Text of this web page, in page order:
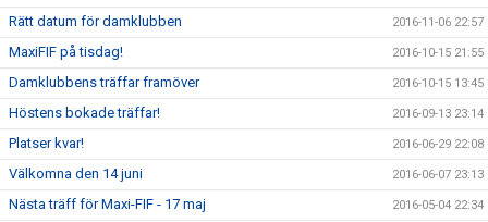
Rätt datum för damklubben 2016-11-06 22:57
MaxiFIF på tisdag! 2016-10-15 21:55
Damklubbens träffar framöver 2016-10-15 13:45
Höstens bokade träffar! 2016-09-13 23:14
Platser kvar! 2016-06-29 22:08
Välkomna den 14 juni 2016-06-07 23:13
Nästa träff för Maxi-FIF - 17 maj 2016-05-04 22:34